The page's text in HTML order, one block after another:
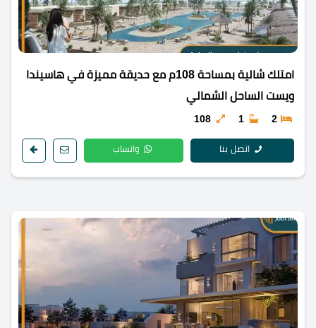
امتلك شالية بمساحة 108م مع حديقة مميزة في هاسيندا
ويست الساحل الشمالي
2
1
108
اتصل بنا واتساب